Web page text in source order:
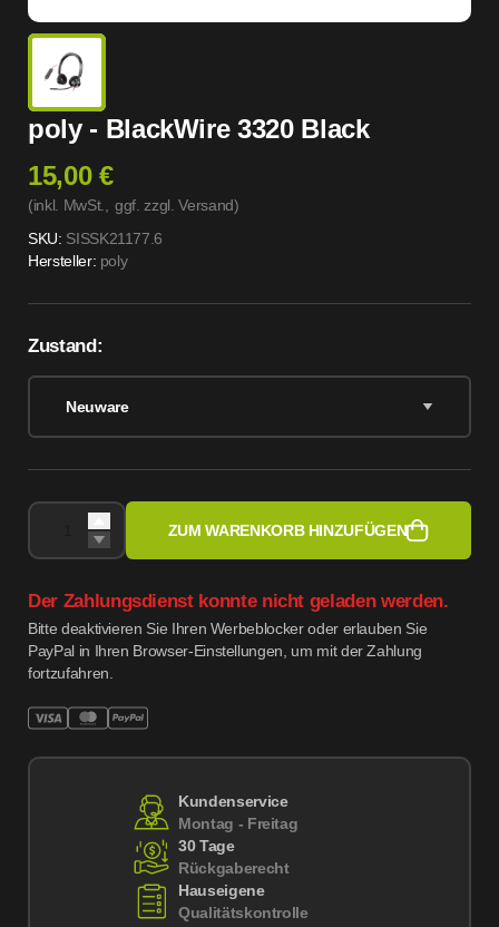
poly - BlackWire 3320 Black
15,00 €
(inkl. MwSt., ggf. zzgl. Versand)
SKU: SISSK21177.6
Hersteller: poly
Zustand:
Neuware
ZUM WARENKORB HINZUFÜGEN
Der Zahlungsdienst konnte nicht geladen werden.
Bitte deaktivieren Sie Ihren Werbeblocker oder erlauben Sie
PayPal in Ihren Browser-Einstellungen, um mit der Zahlung
fortzufahren.
Kundenservice
Montag - Freitag
30 Tage
Rückgaberecht
Hauseigene
Qualitätskontrolle